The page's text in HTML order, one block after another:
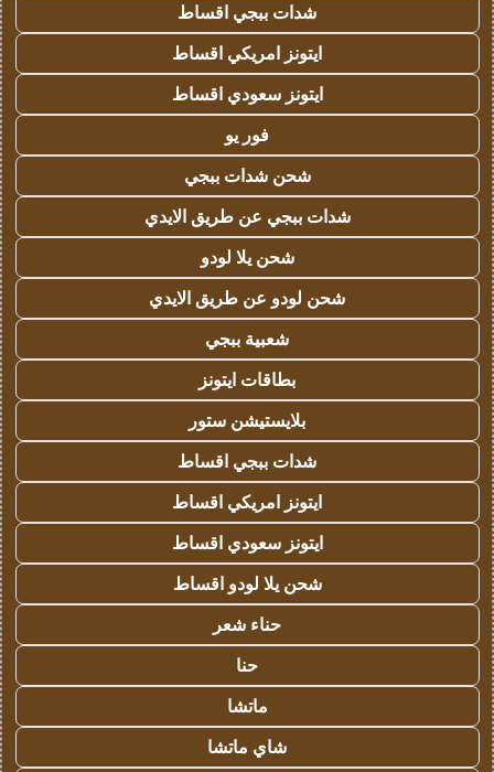
شدات ببجي اقساط
ايتونز امريكي اقساط
ايتونز سعودي اقساط
فور يو
شحن شدات ببجي
شدات ببجي عن طريق الايدي
شحن يلا لودو
شحن لودو عن طريق الايدي
شعبية ببجي
بطاقات ايتونز
بلايستيشن ستور
شدات ببجي اقساط
ايتونز امريكي اقساط
ايتونز سعودي اقساط
شحن يلا لودو اقساط
حناء شعر
حنا
ماتشا
شاي ماتشا